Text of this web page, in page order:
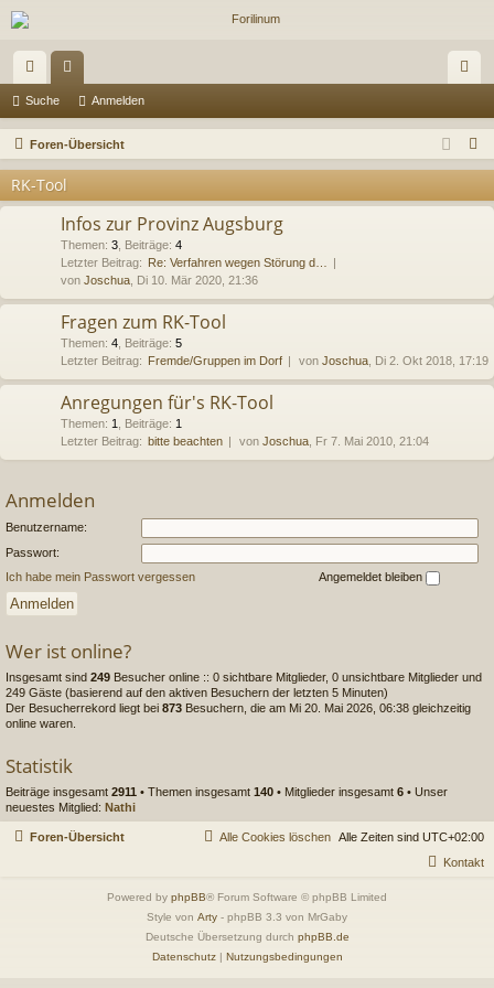
ch
ne
llz
ug
en m
el
de
Suche Anmelden
Foren-Übersicht
u
RK-Tool
Infos zur Provinz Augsburg
Themen: 3 Beiträge: 4
Letzter Beitrag: Re: Verfahren wegen Störung d…
von Joschua , Di 10. Mär 2020, 21:36
Fragen zum RK-Tool
Themen: 4 Beiträge: 5
Letzter Beitrag: Fremde/Gruppen im Dorf von Joschua , Di 2. Okt 2018, 17:19
Anregungen für's RK-Tool
Themen: 1 Beiträge: 1
Letzter Beitrag: bitte beachten von Joschua , Fr 7. Mai 2010, 21:04
Anmelden
Benutzername:
Passwort:
Ich habe mein Passwort vergessen
Angemeldet bleiben
Wer ist online?
Insgesamt sind 249 Besucher online :: 0 sichtbare Mitglieder, 0 unsichtbare Mitglieder und
249 Gäste (basierend auf den aktiven Besuchern der letzten 5 Minuten)
Der Besucherrekord liegt bei 873 Besuchern, die am Mi 20. Mai 2026, 06:38 gleichzeitig
online waren.
Statistik
Beiträge insgesamt 2911 • Themen insgesamt 140 • Mitglieder insgesamt 6 • Unser
neuestes Mitglied: Nathi
Foren-Übersicht Alle Zeiten sind UTC+02:00
Alle Cookies löschen
Kontakt
Powered by phpBB® Forum Software © phpBB Limited
Style von Arty - phpBB 3.3 von MrGaby
Deutsche Übersetzung durch phpBB.de
Datenschutz| Nutzungsbedingungen